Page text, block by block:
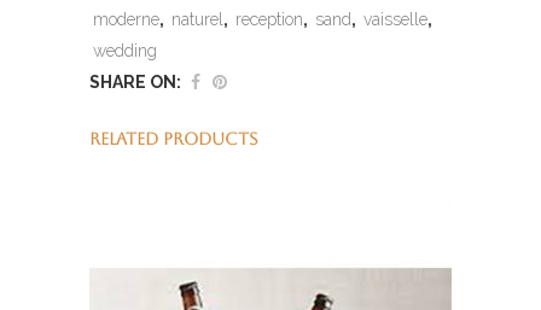
moderne, naturel, reception, sand, vaisselle,
wedding
SHARE ON:
RELATED PRODUCTS